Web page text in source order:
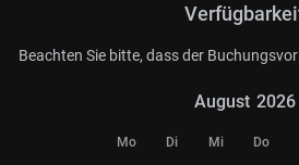
Beachten Sie bitte, dass der
August 2026
Mo Di Mi Do